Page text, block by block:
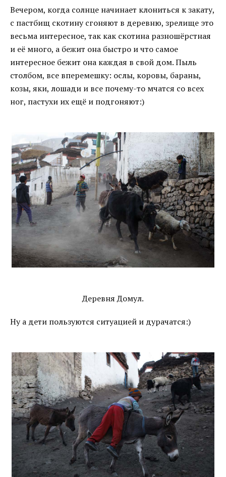
Вечером, когда солнце начинает клониться к закату,
с пастбищ скотину сгоняют в деревню, зрелище это
весьма интересное, так как скотина разношёрстная
и её много, а бежит она быстро и что самое
интересное бежит она каждая в свой дом. Пыль
столбом, все вперемешку: ослы, коровы, бараны,
козы, яки, лошади и все почему-то мчатся со всех
ног, пастухи их ещё и подгоняют:)
Деревня Домул.
Ну а дети пользуются ситуацией и дурачатся:)